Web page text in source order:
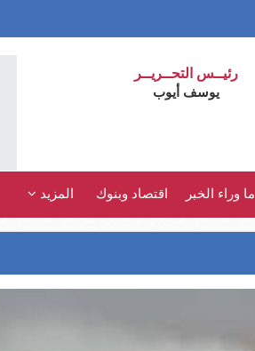
رئيــس التحــريــر
يوسف أيوب
ما وراء الخبر اقتصاد وبنوك المزيد